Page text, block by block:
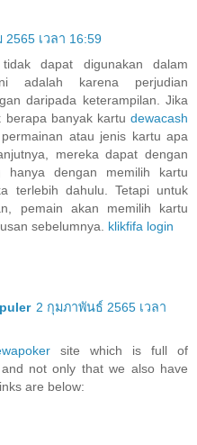
เวลา 16:59
dapat digunakan dalam
adalah karena perjudian
daripada keterampilan. Jika
berapa banyak kartu dewacash
atau jenis kartu apa
mereka dapat dengan
hanya dengan memilih kartu
terlebih dahulu. Tetapi untuk
pemain akan memilih kartu
sebelumnya. klikfifa login
2 กุมภาพันธ์ 2565 เวลา
site which is full of
not only that we also have
are below: